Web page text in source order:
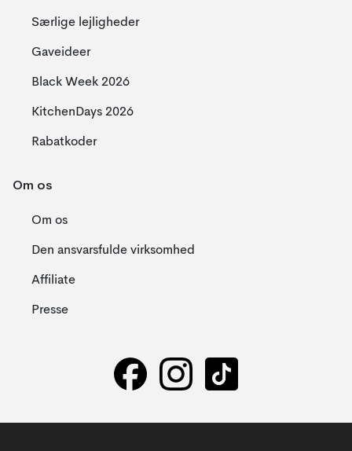
Særlige lejligheder
Gaveideer
Black Week 2026
KitchenDays 2026
Rabatkoder
Om os
Om os
Den ansvarsfulde virksomhed
Affiliate
Presse